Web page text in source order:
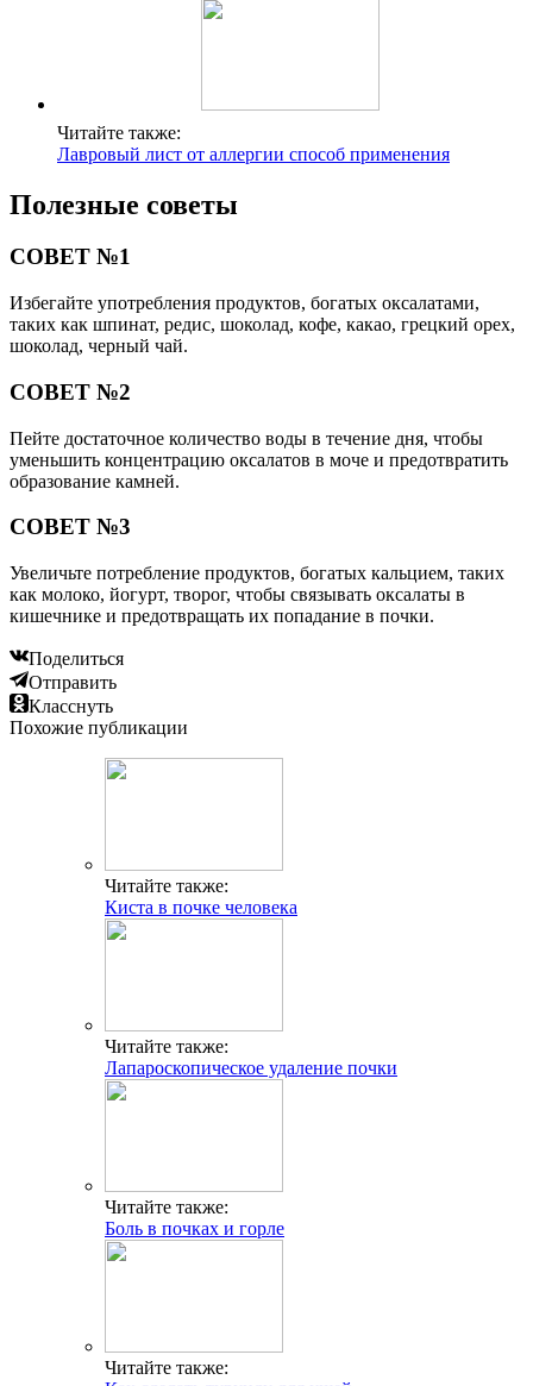
Читайте также:
Лавровый лист от аллергии способ применения
Полезные советы
СОВЕТ №1
Избегайте употребления продуктов, богатых оксалатами,
таких как шпинат, редис, шоколад, кофе, какао, грецкий орех,
шоколад, черный чай.
СОВЕТ №2
Пейте достаточное количество воды в течение дня, чтобы
уменьшить концентрацию оксалатов в моче и предотвратить
образование камней.
СОВЕТ №3
Увеличьте потребление продуктов, богатых кальцием, таких
как молоко, йогурт, творог, чтобы связывать оксалаты в
кишечнике и предотвращать их попадание в почки.
Поделиться
Отправить
Класснуть
Похожие публикации
Читайте также:
Киста в почке человека
Читайте также:
Лапароскопическое удаление почки
Читайте также:
Боль в почках и горле
Читайте также: